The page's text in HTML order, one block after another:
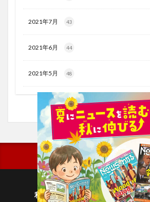
2021年7月 43
2021年6月 44
2021年5月 48
利用規約
プライバシーポリシー(